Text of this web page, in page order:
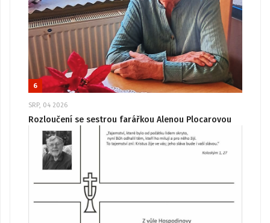
6
SRP, 04 2026
Rozloučení se sestrou farářkou Alenou Plocarovou